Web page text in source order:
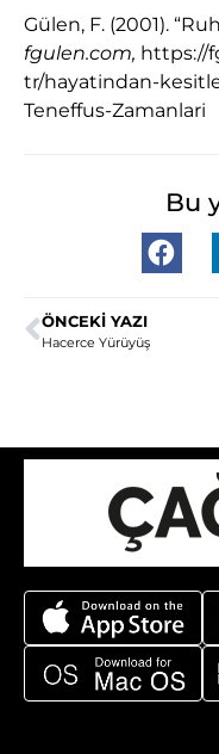
Gülen, F. (2001).
fgulen.com, https://
tr/hayatindan-
Teneffus-Zamanlari
Bu
ÖNCEKI YAZI
Hacerce Yürüyüş